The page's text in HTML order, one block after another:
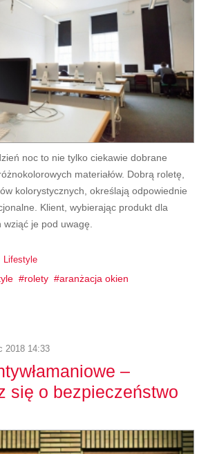
noc to nie tylko ciekawie dobrane
materiałów. Dobrą roletę,
kolorystycznych, określają odpowiednie
Klient, wybierając produkt dla
je pod uwagę.
Lifestyle
rolety aranżacja okien
2018 14:33
–
się o bezpieczeństwo